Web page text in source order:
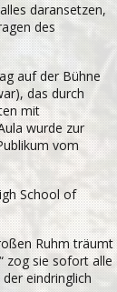
daransetzen,
des
auf der Bühne
das durch
mit
wurde zur
vom
School of
Ruhm träumt
zog sie sofort alle
eindringlich